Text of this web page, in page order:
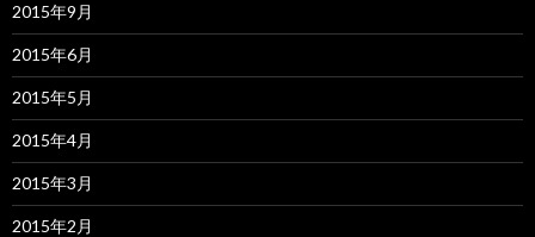
2015年9月
2015年6月
2015年5月
2015年4月
2015年3月
2015年2月